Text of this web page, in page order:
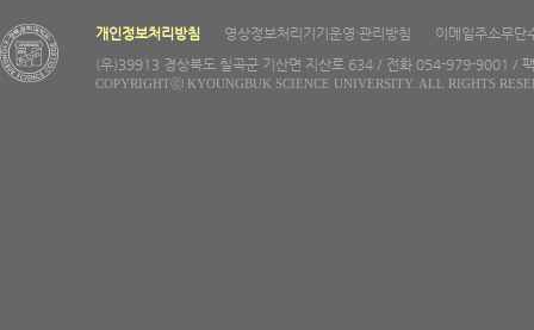
개인정보처리방침 영상정보처리기기운영·관리방침
이메일주소무단
(우)39913 경상북도 칠곡군 기산면 지산로 634 / 전화 054-979-9001 /
COPYRIGHTⓒ KYOUNGBUK SCIENCE UNIVERSITY. ALL RIGHTS